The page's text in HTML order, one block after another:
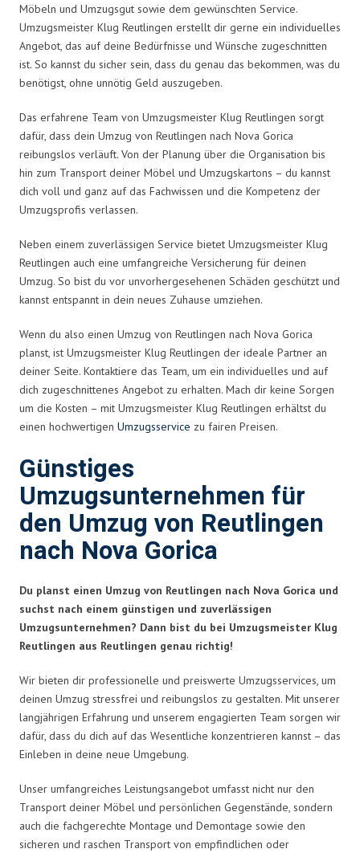
Möbeln und Umzugsgut sowie dem gewünschten Service.
Umzugsmeister Klug Reutlingen erstellt dir gerne ein individuelles
Angebot, das auf deine Bedürfnisse und Wünsche zugeschnitten
ist. So kannst du sicher sein, dass du genau das bekommen, was du
benötigst, ohne unnötig Geld auszugeben.
Das erfahrene Team von Umzugsmeister Klug Reutlingen sorgt
dafür, dass dein Umzug von Reutlingen nach Nova Gorica
reibungslos verläuft. Von der Planung über die Organisation bis
hin zum Transport deiner Möbel und Umzugskartons – du kannst
dich voll und ganz auf das Fachwissen und die Kompetenz der
Umzugsprofis verlassen.
Neben einem zuverlässigen Service bietet Umzugsmeister Klug
Reutlingen auch eine umfangreiche Versicherung für deinen
Umzug. So bist du vor unvorhergesehenen Schäden geschützt und
kannst entspannt in dein neues Zuhause umziehen.
Wenn du also einen Umzug von Reutlingen nach Nova Gorica
planst, ist Umzugsmeister Klug Reutlingen der ideale Partner an
deiner Seite. Kontaktiere das Team, um ein individuelles und auf
dich zugeschnittenes Angebot zu erhalten. Mach dir keine Sorgen
um die Kosten – mit Umzugsmeister Klug Reutlingen erhältst du
einen hochwertigen Umzugsservice zu fairen Preisen.
Günstiges
Umzugsunternehmen für
den Umzug von Reutlingen
nach Nova Gorica
Du planst einen Umzug von Reutlingen nach Nova Gorica und
suchst nach einem günstigen und zuverlässigen
Umzugsunternehmen? Dann bist du bei Umzugsmeister Klug
Reutlingen aus Reutlingen genau richtig!
Wir bieten dir professionelle und preiswerte Umzugsservices, um
deinen Umzug stressfrei und reibungslos zu gestalten. Mit unserer
langjährigen Erfahrung und unserem engagierten Team sorgen wir
dafür, dass du dich auf das Wesentliche konzentrieren kannst – das
Einleben in deine neue Umgebung.
Unser umfangreiches Leistungsangebot umfasst nicht nur den
Transport deiner Möbel und persönlichen Gegenstände, sondern
auch die fachgerechte Montage und Demontage sowie den
sicheren und raschen Transport von empfindlichen oder